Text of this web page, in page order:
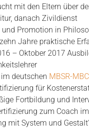
mit den Eltern über
danach Zivildienst
Promotion in
Jahre praktische
– Oktober 2017
deutschen MBSR-
für
Fortbildung und
zum Coach im
mit System und